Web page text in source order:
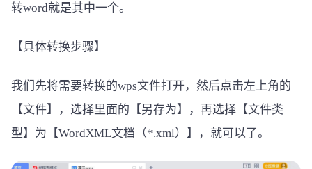
转word就是其中一个。
【具体转换步骤】
我们先将需要转换的wps文件打开，然后点击左上角的
【文件】，选择里面的【另存为】，再选择【文件类
型】为【WordXML文档（*.xml）】，就可以了。